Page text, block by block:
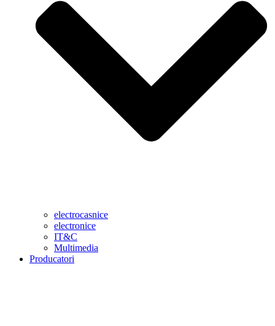
electrocasnice
electronice
IT&C
Multimedia
Producatori